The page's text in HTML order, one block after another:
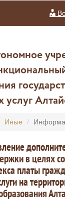
Иные
в целях
платы
на